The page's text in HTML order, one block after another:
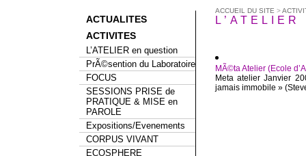
ACTUALITES
ACTIVITES
L’ATELIER en question
PrÃ©sention du Laboratoire
FOCUS
SESSIONS PRISE de
PRATIQUE & MISE en
PAROLE
Expositions/Evenements
CORPUS VIVANT
ECOSPHERE
ACCUEIL DU SITE >
MÃ©ta Atelier (Ecole
Meta atelier Janvier
jamais immobile »